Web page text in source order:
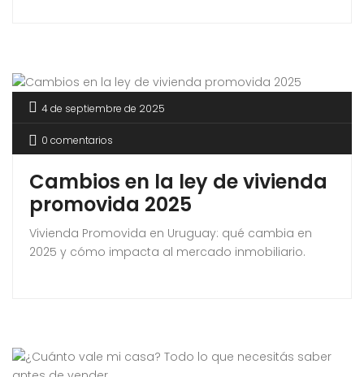
4 de septiembre de 2025
0 comentarios
Cambios en la ley de vivienda
promovida 2025
Vivienda Promovida en Uruguay: qué cambia en
2025 y cómo impacta al mercado inmobiliario.